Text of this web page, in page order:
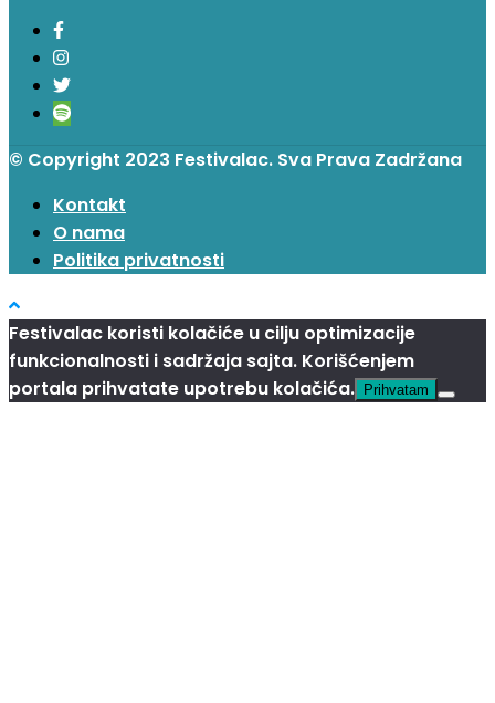
© Copyright 2023 Festivalac. Sva Prava Zadržana
Kontakt
O nama
Politika privatnosti
Festivalac koristi kolačiće u cilju optimizacije
funkcionalnosti i sadržaja sajta. Korišćenjem
portala prihvatate upotrebu kolačića.
Prihvatam